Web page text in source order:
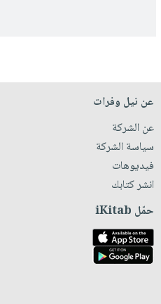
عن نيل وفرات
عن الشركة
سياسة الشركة
فيديوهات
انشر كتابك
حمّل iKitab